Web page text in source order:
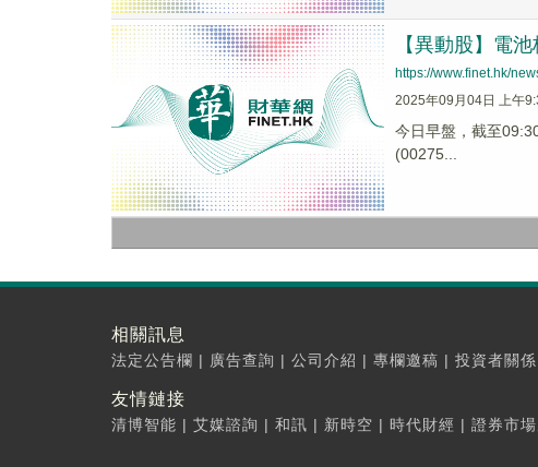
【異動股】電
https://www.finet.hk/
2025年09月04日 上午
今日早盤，截至
(00275...
相關訊息
法定公告欄 | 廣告查詢 | 公司介紹 | 專欄邀稿 | 投資者關係
友情鏈接
清博智能 | 艾媒諮詢 | 和訊 | 新時空 | 時代財經 | 證券市場